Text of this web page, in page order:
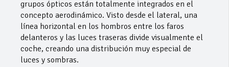
grupos ópticos están totalmente integrados en el
concepto aerodinámico. Visto desde el lateral, una
línea horizontal en los hombros entre los faros
delanteros y las luces traseras divide visualmente el
coche, creando una distribución muy especial de
luces y sombras.